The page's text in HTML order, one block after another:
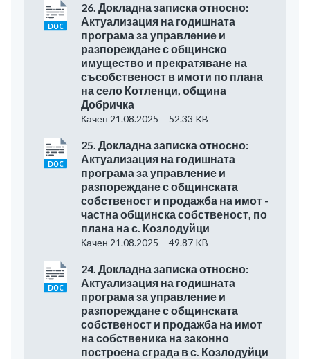
26. Докладна записка относно:
Актуализация на годишната
програма за управление и
разпореждане с общинско
имущество и прекратяване на
съсобственост в имоти по плана
на село Котленци, община
Добричка
Качен 21.08.2025 52.33 KB
25. Докладна записка относно:
Актуализация на годишната
програма за управление и
разпореждане с общинската
собственост и продажба на имот -
частна общинска собственост, по
плана на с. Козлодуйци
Качен 21.08.2025 49.87 KB
24. Докладна записка относно:
Актуализация на годишната
програма за управление и
разпореждане с общинската
собственост и продажба на имот
на собственика на законно
построена сградa в с. Козлодуйци